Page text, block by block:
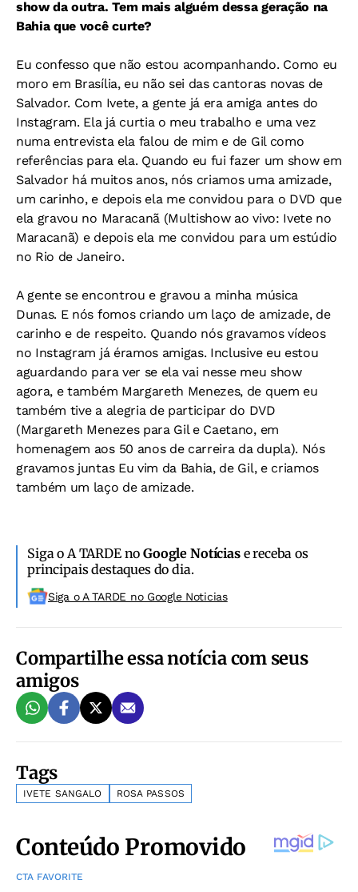
show da outra. Tem mais alguém dessa geração na
Bahia que você curte?
Eu confesso que não estou acompanhando. Como eu
moro em Brasília, eu não sei das cantoras novas de
Salvador. Com Ivete, a gente já era amiga antes do
Instagram. Ela já curtia o meu trabalho e uma vez
numa entrevista ela falou de mim e de Gil como
referências para ela. Quando eu fui fazer um show em
Salvador há muitos anos, nós criamos uma amizade,
um carinho, e depois ela me convidou para o DVD que
ela gravou no Maracanã (Multishow ao vivo: Ivete no
Maracanã) e depois ela me convidou para um estúdio
no Rio de Janeiro.
A gente se encontrou e gravou a minha música
Dunas. E nós fomos criando um laço de amizade, de
carinho e de respeito. Quando nós gravamos vídeos
no Instagram já éramos amigas. Inclusive eu estou
aguardando para ver se ela vai nesse meu show
agora, e também Margareth Menezes, de quem eu
também tive a alegria de participar do DVD
(Margareth Menezes para Gil e Caetano, em
homenagem aos 50 anos de carreira da dupla). Nós
gravamos juntas Eu vim da Bahia, de Gil, e criamos
também um laço de amizade.
Siga o A TARDE noGoogle Notíciase receba os
principais destaques do dia.
Siga o A TARDE no Google Noticias
Compartilhe essa notícia com seus
amigos
Tags
IVETE SANGALO ROSA PASSOS